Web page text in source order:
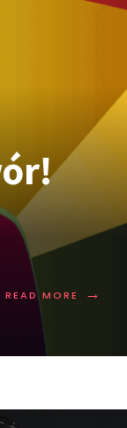
READ MORE →